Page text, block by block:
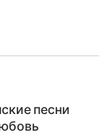
песни